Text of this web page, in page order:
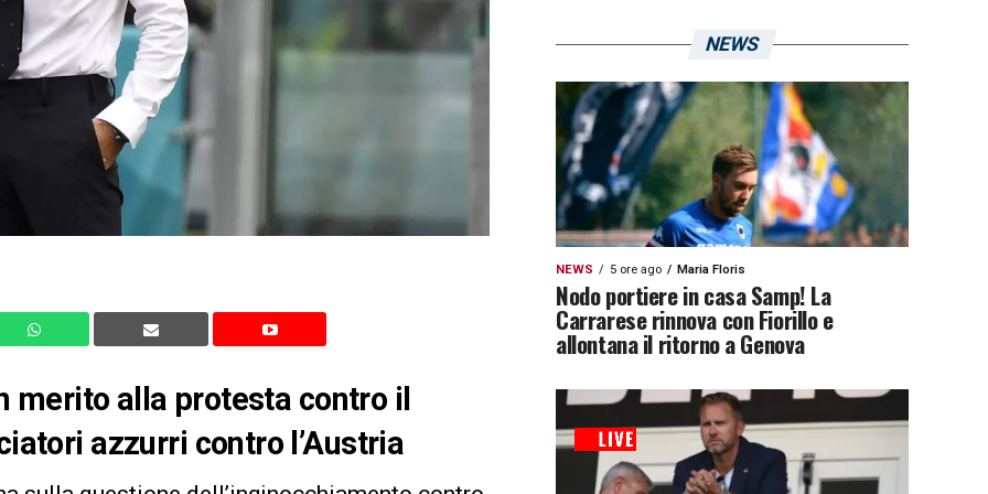
merito alla protesta contro il
azzurri contro l’Austria
NEWS
NEWS 5 ore ago Maria Floris
Nodo portiere in casa Samp! La
Carrarese rinnova con Fiorillo e
allontana il ritorno a Genova